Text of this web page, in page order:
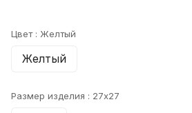
Цвет : Желтый
Желтый
Размер изделия : 27x27